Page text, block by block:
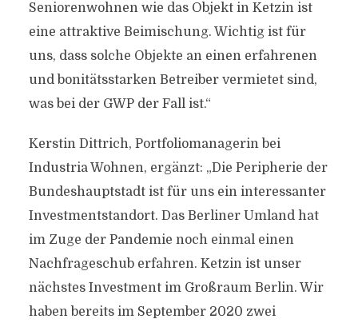
Seniorenwohnen wie das Objekt in Ketzin ist
eine attraktive Beimischung. Wichtig ist für
uns, dass solche Objekte an einen erfahrenen
und bonitätsstarken Betreiber vermietet sind,
was bei der GWP der Fall ist.“
Kerstin Dittrich, Portfoliomanagerin bei
Industria Wohnen, ergänzt: „Die Peripherie der
Bundeshauptstadt ist für uns ein interessanter
Investmentstandort. Das Berliner Umland hat
im Zuge der Pandemie noch einmal einen
Nachfrageschub erfahren. Ketzin ist unser
nächstes Investment im Großraum Berlin. Wir
haben bereits im September 2020 zwei